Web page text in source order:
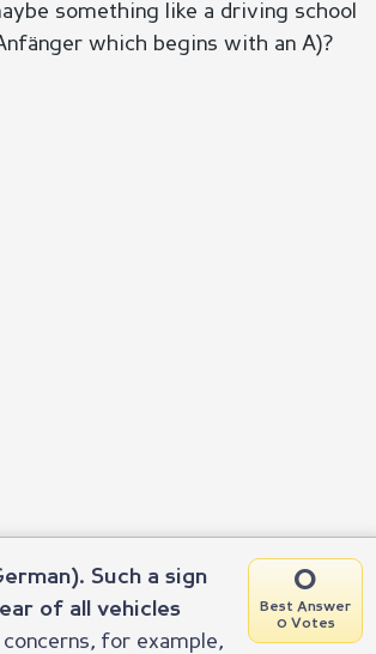
something like a driving school
which begins with an A)?
0
Best Answer
0 Votes
Such a sign
of all vehicles
for example,